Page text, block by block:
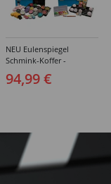
NEU Eulenspiegel
Schmink-Koffer -
Ausführungen
94,99 €